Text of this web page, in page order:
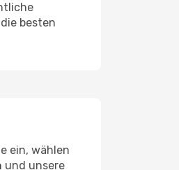
besten
ein, wählen
und unsere